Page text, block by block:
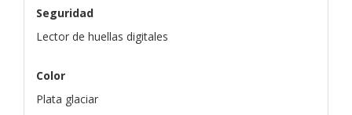
Seguridad
Lector de huellas digitales
Color
Plata glaciar